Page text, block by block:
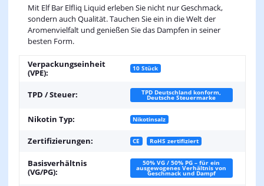
Mit Elf Bar Elfliq Liquid erleben Sie nicht nur Geschmack,
sondern auch Qualität. Tauchen Sie ein in die Welt der
Aromenvielfalt und genießen Sie das Dampfen in seiner
besten Form.
Verpackungseinheit
(VPE):
10 Stück
TPD / Steuer: TPD Deutschland konform,
Deutsche Steuermarke
Nikotin Typ: Nikotinsalz
Zertifizierungen: CE RoHS zertifiziert
Basisverhältnis
(VG/PG):
50% VG / 50% PG – für ein
ausgewogenes Verhältnis von
Geschmack und Dampf